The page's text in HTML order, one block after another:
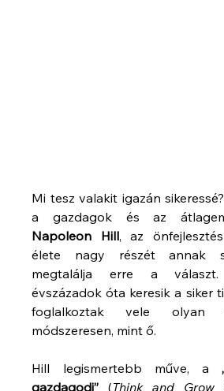
Mi tesz valakit igazán
Napoleon Hill, az
élete nagy részét annak
megtalálja erre a
évszázadok óta keresik a siker
foglalkoztak vele olyan
módszeresen, mint ő.
Hill legismertebb műve, a
gazdagodj” (Think and Grow